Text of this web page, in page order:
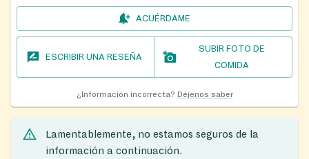
ACUÉRDAME
ESCRIBIR UNA RESEÑA
SUBIR FOTO DE
COMIDA
¿Información incorrecta? Déjenos saber
Lamentablemente, no estamos seguros de la
información a continuación.